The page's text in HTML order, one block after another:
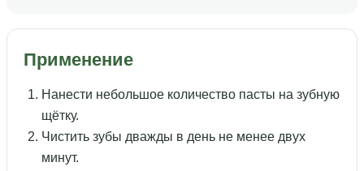
Применение
Нанести небольшое количество пасты на зубную
щётку.
Чистить зубы дважды в день не менее двух
минут.